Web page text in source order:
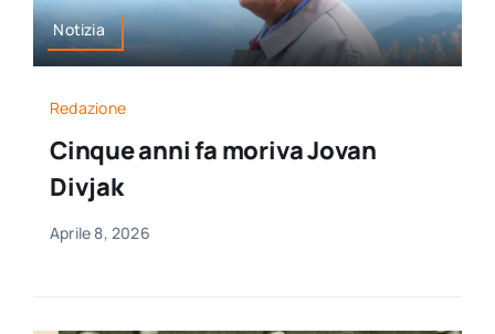
Notizia
Redazione
Cinque anni fa moriva Jovan
Divjak
Aprile 8, 2026